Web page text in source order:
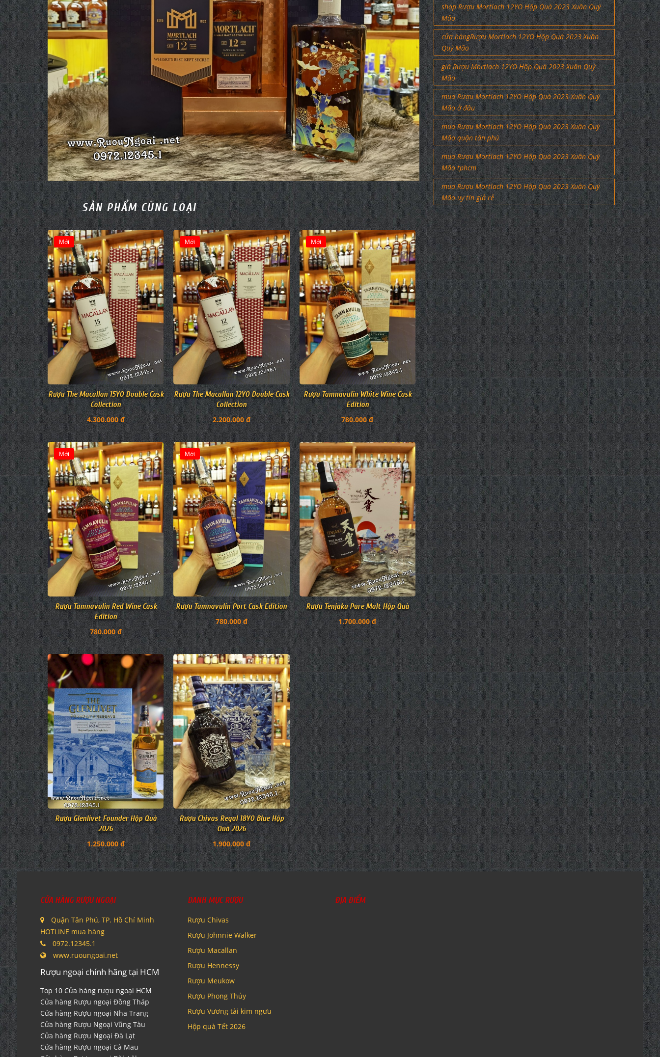
SẢN PHẨM CÙNG LOẠI
Mới
Rượu The Macallan 15YO Double Cask
Collection
4.300.000 đ
Mới
Rượu The Macallan 12YO Double Cask
Collection
2.200.000 đ
Mới
Rượu Tamnavulin White Wine Cask
Edition
780.000 đ
Mới
Rượu Tamnavulin Red Wine Cask
Edition
780.000 đ
Mới
Rượu Tamnavulin Port Cask Edition
780.000 đ
Rượu Tenjaku Pure Malt Hộp Quà
1.700.000 đ
Rượu Glenlivet Founder Hộp Quà
2026
1.250.000 đ
Rượu Chivas Regal 18YO Blue Hộp
Quà 2026
1.900.000 đ
shop Rượu Mortlach 12YO Hộp Quà 2023 Xuân Quý
Mão
cửa hàngRượu Mortlach 12YO Hộp Quà 2023 Xuân
Quý Mão
giá Rượu Mortlach 12YO Hộp Quà 2023 Xuân Quý
Mão
mua Rượu Mortlach 12YO Hộp Quà 2023 Xuân Quý
Mão ở đâu
mua Rượu Mortlach 12YO Hộp Quà 2023 Xuân Quý
Mão quận tân phú
mua Rượu Mortlach 12YO Hộp Quà 2023 Xuân Quý
Mão tphcm
mua Rượu Mortlach 12YO Hộp Quà 2023 Xuân Quý
Mão uy tín giả rẻ
CỬA HÀNG RƯỢU NGOẠI
Quận Tân Phú, TP. Hồ Chí Minh
HOTLINE mua hàng
0972.12345.1
www.ruoungoai.net
Rượu ngoại chính hãng tại HCM
Top 10 Cửa hàng rượu ngoại HCM
Cửa hàng Rượu ngoại Đồng Tháp
Cửa hàng Rượu ngoại Nha Trang
Cửa hàng Rượu Ngoại Vũng Tàu
Cửa hàng Rượu Ngoại Đà Lạt
Cửa hàng Rượu ngoại Cà Mau
DANH MỤC RƯỢU
Rượu Chivas
Rượu Johnnie Walker
Rượu Macallan
Rượu Hennessy
Rượu Meukow
Rượu Phong Thủy
Rượu Vương tài kim ngưu
Hộp quà Tết 2026
ĐỊA ĐIỂM